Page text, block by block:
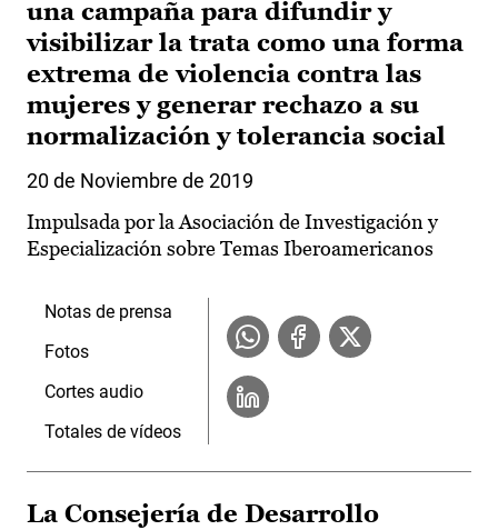
una campaña para difundir y
visibilizar la trata como una forma
extrema de violencia contra las
mujeres y generar rechazo a su
normalización y tolerancia social
20 de Noviembre de 2019
Impulsada por la Asociación de Investigación y
Especialización sobre Temas Iberoamericanos
Notas de prensa
Fotos
Cortes audio
Totales de vídeos
La Consejería de Desarrollo